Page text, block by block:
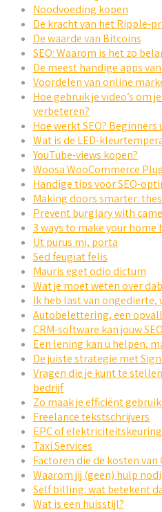
Noodvoeding kopen
De kracht van het Ripple-
De waarde van Bitcoins
SEO: Waarom is het zo
De meest handige apps
Voordelen van online
Hoe gebruik je video’s om
verbeteren?
Hoe werkt SEO?
Wat is de LED-
YouTube-views kopen?
Woosa WooCommerce
Handige tips voor SEO-
Making doors smarter:
Prevent burglary with
3 ways to make your home
Ut purus mi, porta
Sed feugiat felis
Mauris eget odio dictum
Wat je moet weten over
Ik heb last van ongedierte,
Autobelettering, een
CRM-software kan jouw
Een lening kan u helpen,
De juiste strategie met
Vragen die je kunt te
bedrijf
Zo maak je efficiënt
Freelance tekstschrijvers
EPC of
Taxi Services
Factoren die de kosten
Waarom jij (geen) hulp
Self billing: wat betekent
Wat is een huisstijl?